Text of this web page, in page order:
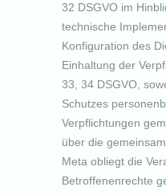
32 DSGVO im
technische
Konfiguration des
Einhaltung der
33, 34 DSGVO,
Schutzes
Verpflichtungen
über die
Meta obliegt die
Betroffenenrechte